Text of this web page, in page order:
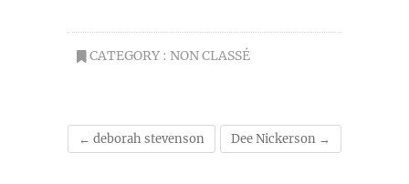
CATEGORY : NON CLASSÉ
← deborah stevenson Dee Nickerson →